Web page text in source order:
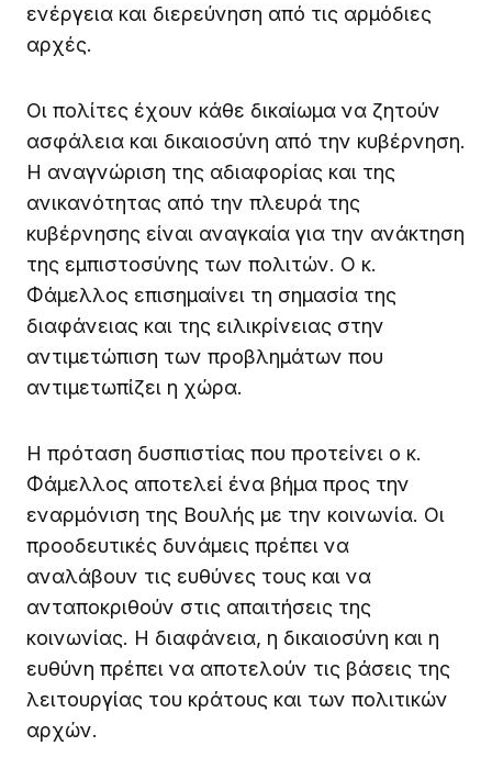
ενέργεια και διερεύνηση από τις αρμόδιες
αρχές.
Οι πολίτες έχουν κάθε δικαίωμα να ζητούν
ασφάλεια και δικαιοσύνη από την κυβέρνηση.
Η αναγνώριση της αδιαφορίας και της
ανικανότητας από την πλευρά της
κυβέρνησης είναι αναγκαία για την ανάκτηση
της εμπιστοσύνης των πολιτών. Ο κ.
Φάμελλος επισημαίνει τη σημασία της
διαφάνειας και της ειλικρίνειας στην
αντιμετώπιση των προβλημάτων που
αντιμετωπίζει η χώρα.
Η πρόταση δυσπιστίας που προτείνει ο κ.
Φάμελλος αποτελεί ένα βήμα προς την
εναρμόνιση της Βουλής με την κοινωνία. Οι
προοδευτικές δυνάμεις πρέπει να
αναλάβουν τις ευθύνες τους και να
ανταποκριθούν στις απαιτήσεις της
κοινωνίας. Η διαφάνεια, η δικαιοσύνη και η
ευθύνη πρέπει να αποτελούν τις βάσεις της
λειτουργίας του κράτους και των πολιτικών
αρχών.